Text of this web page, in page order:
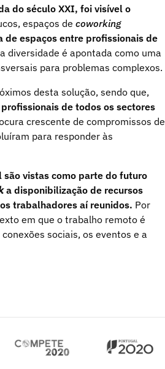
do século XXI, foi visível o
espaços de coworking
espaços entre profissionais de
diversidade é apontada como uma
para problemas complexos.
desta solução, sendo que,
de todos os sectores
crescente de compromissos de
para responder às
vistas como parte do futuro
a disponibilização de recursos
trabalhadores aí reunidos. Por
em que o trabalho remoto é
sociais, os eventos e a